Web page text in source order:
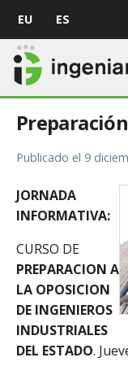
EU ES
Publicado el 9
JORNADA
INFORMATIVA:
CURSO DE
PREPARACION A
LA OPOSICION
DE INGENIEROS
INDUSTRIALES
DEL ESTADO.